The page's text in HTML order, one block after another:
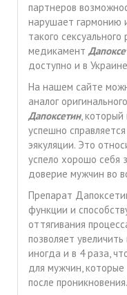
партнеров
нарушает гармонию
такого
медикамент
доступно и в
На нашем сайте
аналог
Дапоксетин,
успешно
эякуляции. Это
успело хорошо себя
доверие мужчин во
Препарат
функции и
оттягивания
позволяет
иногда и в 4 раза,
для мужчин,
после проникновения.